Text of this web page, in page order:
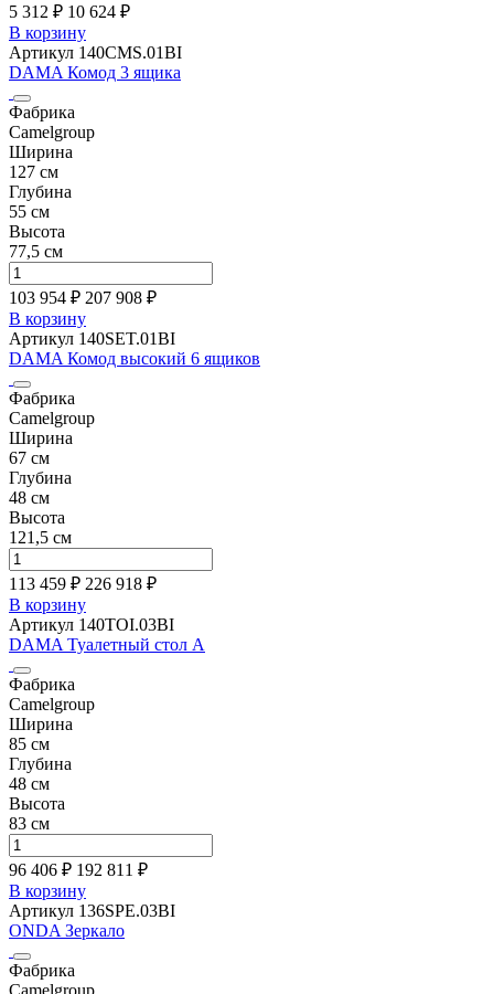
5 312 ₽ 10 624 ₽
В корзину
Артикул 140CMS.01BI
DAMA Комод 3 ящика
Фабрика
Camelgroup
Ширина
127 см
Глубина
55 см
Высота
77,5 см
103 954 ₽ 207 908 ₽
В корзину
Артикул 140SET.01BI
DAMA Комод высокий 6 ящиков
Фабрика
Camelgroup
Ширина
67 см
Глубина
48 см
Высота
121,5 см
113 459 ₽ 226 918 ₽
В корзину
Артикул 140TOI.03BI
DAMA Туалетный стол А
Фабрика
Camelgroup
Ширина
85 см
Глубина
48 см
Высота
83 см
96 406 ₽ 192 811 ₽
В корзину
Артикул 136SPE.03BI
ONDA Зеркало
Фабрика
Camelgroup